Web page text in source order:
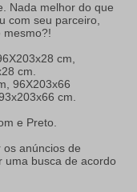
Nada melhor do que
com seu parceiro,
mesmo?!
cm,
cm.
96X203x66
cm.
e Preto.
anúncios de
uma busca de acordo